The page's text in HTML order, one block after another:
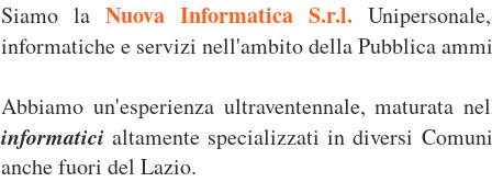
Siamo la Nuova Informatica S.r.l.
informatiche e servizi nell'ambito della Pubblica
Abbiamo un'esperienza ultraventennale, maturata
informatici altamente specializzati in diversi
anche fuori del Lazio.